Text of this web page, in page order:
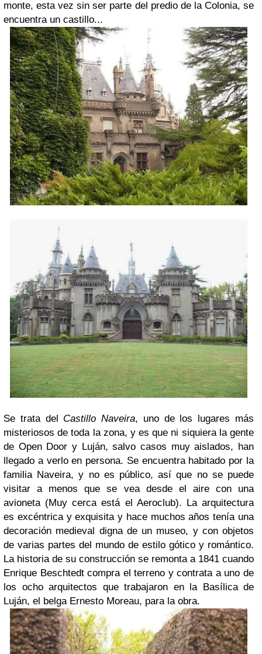
monte, esta vez sin ser parte del predio de la Colonia, se
encuentra un castillo...
Se trata del Castillo Naveira, uno de los lugares más
misteriosos de toda la zona, y es que ni siquiera la gente
de Open Door y Luján, salvo casos muy aislados, han
llegado a verlo en persona. Se encuentra habitado por la
familia Naveira, y no es público, así que no se puede
visitar a menos que se vea desde el aire con una
avioneta (Muy cerca está el Aeroclub). La arquitectura
es excéntrica y exquisita y hace muchos años tenía una
decoración medieval digna de un museo, y con objetos
de varias partes del mundo de estilo gótico y romántico.
La historia de su construcción se remonta a 1841 cuando
Enrique Beschtedt compra el terreno y contrata a uno de
los ocho arquitectos que trabajaron en la Basílica de
Luján, el belga Ernesto Moreau, para la obra.